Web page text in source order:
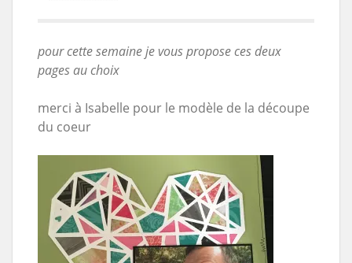
pour cette semaine je vous propose ces deux
pages au choix
merci à Isabelle pour le modèle de la découpe
du coeur